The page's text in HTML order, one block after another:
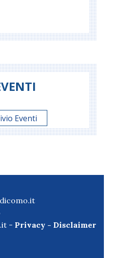
Eventi
- Privacy - Disclaimer